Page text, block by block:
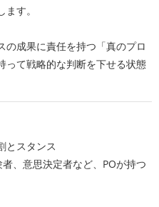
す。
の成果に責任を持つ「真のプロ
って戦略的な判断を下せる状態
とスタンス
、意思決定者など、POが持つ